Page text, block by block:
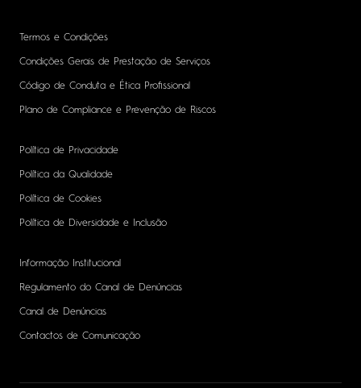
Termos e Condições
Condições Gerais de Prestação de Serviços
Código de Conduta e Ética Profissional
Plano de Compliance e Prevenção de Riscos
Política de Privacidade
Política da Qualidade
Política de Cookies
Política de Diversidade e Inclusão
Informação Institucional
Regulamento do Canal de Denúncias
Canal de Denúncias
Contactos de Comunicação